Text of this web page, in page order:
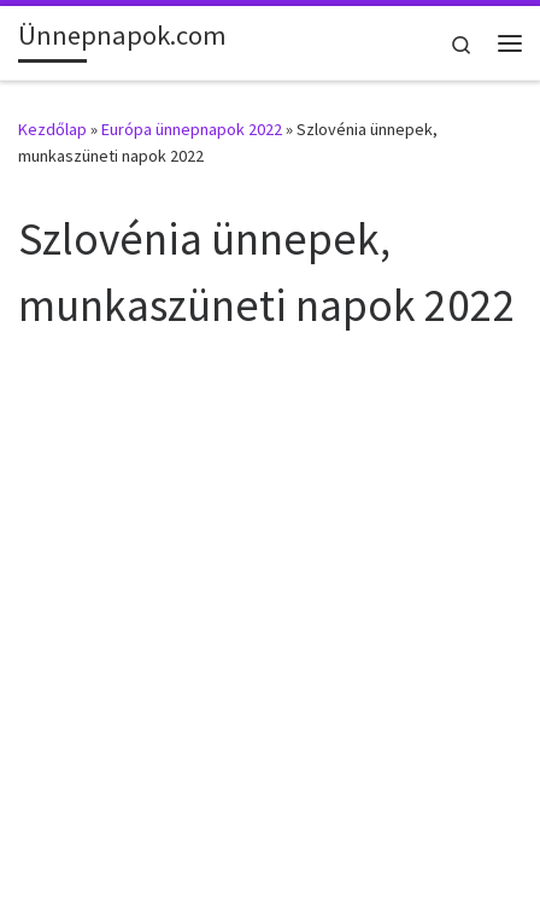
Skip to content
Ünnepnapok.com
Search
Kezdőlap »Európa ünnepnapok 2022»Szlovénia ünnepek,
munkaszüneti napok 2022
Szlovénia ünnepek,
munkaszüneti napok 2022